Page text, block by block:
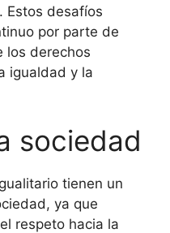
Estos desafíos
por parte de
los derechos
igualdad y la
sociedad
tienen un
ya que
respeto hacia la